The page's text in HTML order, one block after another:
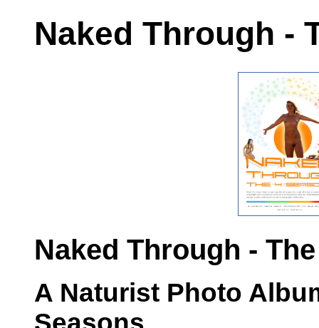
Naked Through -
Naked Through -
A Naturist Photo